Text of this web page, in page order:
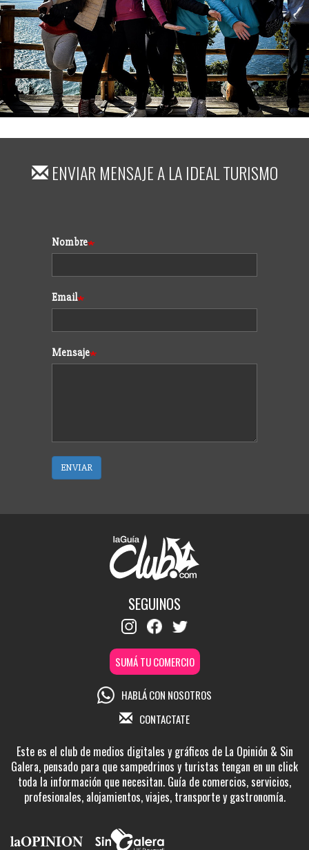
ENVIAR MENSAJE ALA IDEAL TURISMO
Formulario
Nombre
Email
Mensaje
ENVIAR
SEGUINOS
SUMÁ TU COMERCIO
HABLÁ CON NOSOTROS
CONTACTATE
Este es el club de medios digitales y gráficos de La Opinión & Sin
Galera, pensado para que sampedrinos y turistas tengan en un click
toda la información que necesitan. Guía de comercios, servicios,
profesionales, alojamientos, viajes, transporte y gastronomía.